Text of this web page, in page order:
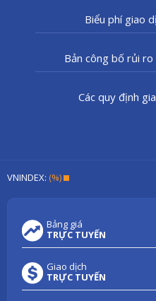
Biểu phí giao
Bản công bố rủi
Các quy định
VNINDEX: (%)
Bảng giá
TRỰC TUYẾN
Giao dịch
TRỰC TUYẾN